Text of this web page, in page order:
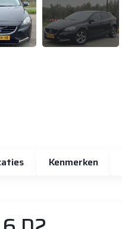
Kenmerken